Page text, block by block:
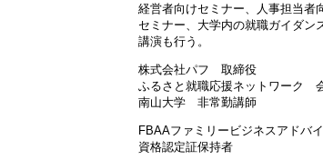
経営者向けセミナー、人事担当者
セミナー、大学内の就職ガイダン
講演も行う。
株式会社パフ 取締役
ふるさと就職応援ネットワーク
南山大学 非常勤講師
FBAAファミリービジネスアドバ
資格認定証保持者